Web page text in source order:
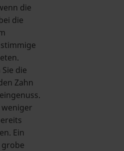
die
die
die
Zahn
Ein
grobe